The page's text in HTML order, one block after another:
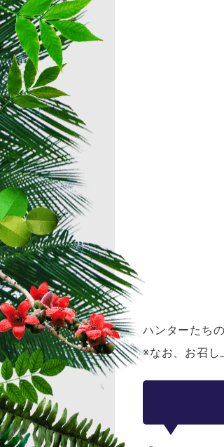
ハンターたち
※なお、お召し